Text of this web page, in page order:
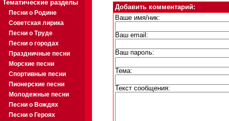
Тематические разделы
Песни о Родине
Советская лирика
Песни о Труде
Песни о городах
Праздничные песни
Морские песни
Спортивные песни
Пионерские песни
Молодежные песни
Песни о Вождях
Песни о Героях
Добавить комментарий:
Ваше имя/ник:
Ваш email:
Ваш пароль:
Тема:
Текст сообщения: